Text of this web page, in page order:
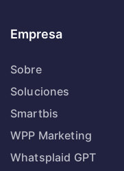
Empresa
Sobre
Soluciones
Smartbis
WPP Marketing
Whatsplaid GPT